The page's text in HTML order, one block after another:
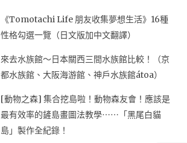
《Tomotachi Life 朋友收集夢想生活》16種
性格勾選一覽（日文版加中文翻譯）
來去水族館～日本關西三間水族館比較！（京
都水族館、大阪海游館、神戶水族館átoa）
[動物之森] 集合挖島啦！動物森友會！應該是
最有效率的鏟島畫圖法教學⋯⋯「黑尾白貓
島」製作全紀錄！